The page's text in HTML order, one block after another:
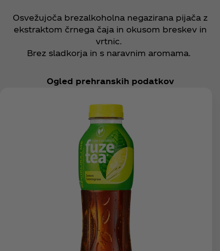
Osvežujoča brezalkoholna negazirana pijača z
ekstraktom črnega čaja in okusom breskev in
vrtnic.
Brez sladkorja in s naravnim aromama.
Ogled prehranskih podatkov